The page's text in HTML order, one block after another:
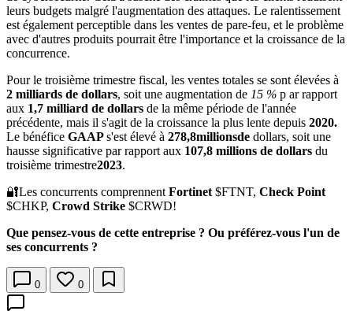
leurs budgets malgré l'augmentation des attaques. Le ralentissement
est également perceptible dans les ventes de pare-feu, et le problème
avec d'autres produits pourrait être l'importance et la croissance de la
concurrence.
Pour le troisième trimestre fiscal, les ventes totales se sont élevées à
2 milliards de dollars, soit une augmentation de 15 % p ar rapport
aux 1,7 milliard de dollars de la même période de l'année
précédente, mais il s'agit de la croissance la plus lente depuis 2020.
Le bénéfice GAAPs'est élevé à 278,8millionsde dollars, soit une
hausse significative par rapport aux 107,8 millions de dollars du
troisième trimestre2023.
🔐Les concurrents comprennent Fortinet $FTNT, Check Point
$CHKP, Crowd Strike $CRWD!
Que pensez-vous de cette entreprise ? Ou préférez-vous l'un de
ses concurrents ?
0 0